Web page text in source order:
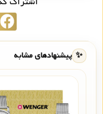
✨ پیشنهادهای مشابه